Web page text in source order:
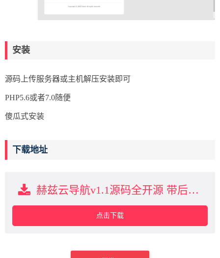
安装
源码上传服务器或主机解压安装即可
PHP5.6或者7.0随便
傻瓜式安装
下载地址
赫兹云导航v1.1源码全开源 带后台下载
点击下载